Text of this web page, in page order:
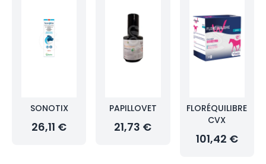
SONOTIX
26,11 €
PAPILLOVET
21,73 €
FLORÉQUILIBRE
CVX
101,42 €